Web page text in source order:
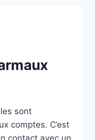
sont
comptes. C’est
contact avec un